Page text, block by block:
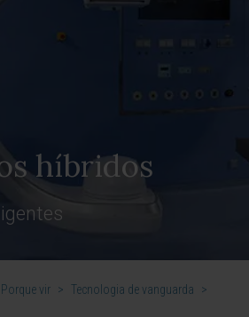
híbridos
Porque vir > Tecnologia de vanguarda
>